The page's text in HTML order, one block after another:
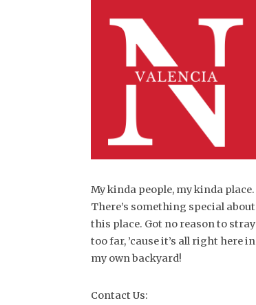
My kinda people, my kinda place.
There’s something special about
this place. Got no reason to stray
too far, ’cause it’s all right here in
my own backyard!
Contact Us: